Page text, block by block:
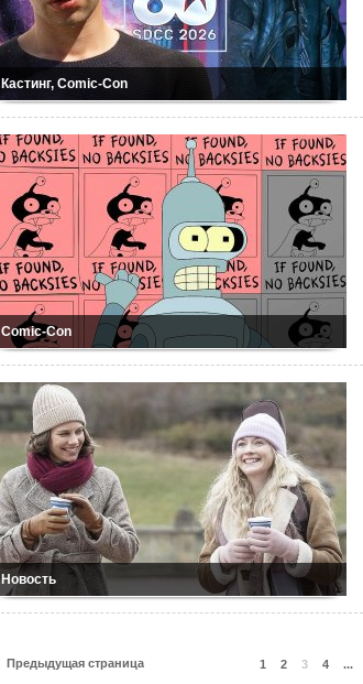
Кастинг, Comic-Con
Comic-Con
Новость
Предыдущая страница 1 2 3 4 ...